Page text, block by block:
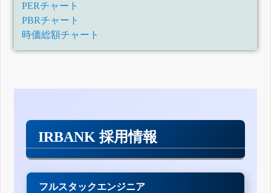
PERチャート
PBRチャート
時価総額チャート
IRBANK 採用情報
フルスタックエンジニア